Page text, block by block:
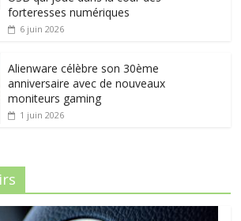
forteresses numériques
6 juin 2026
Alienware célèbre son 30ème
anniversaire avec de nouveaux
moniteurs gaming
1 juin 2026